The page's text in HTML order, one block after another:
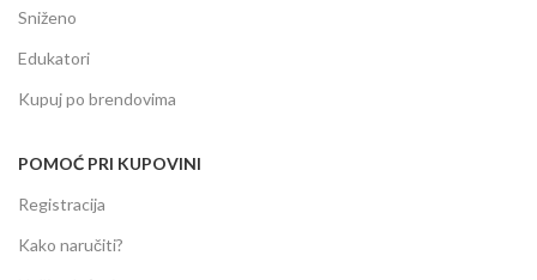
Sniženo
Edukatori
Kupuj po brendovima
POMOĆ PRI KUPOVINI
Registracija
Kako naručiti?